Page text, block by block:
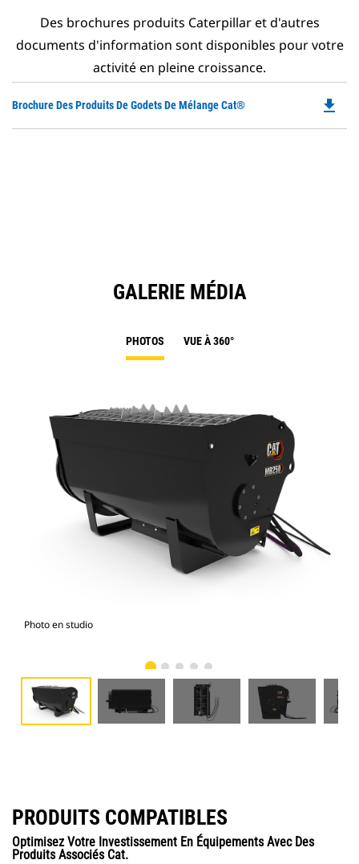
Des brochures produits Caterpillar et d'autres
documents d'information sont disponibles pour votre
activité en pleine croissance.
Brochure Des Produits De Godets De Mélange Cat® file_download
GALERIE MÉDIA
PHOTOS VUE À 360°
Photo en studio
PRODUITS COMPATIBLES
Optimisez Votre Investissement En Équipements Avec Des
Produits Associés Cat.